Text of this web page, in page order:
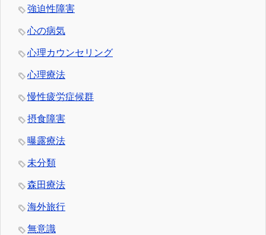
強迫性障害
心の病気
心理カウンセリング
心理療法
慢性疲労症候群
摂食障害
曝露療法
未分類
森田療法
海外旅行
無意識